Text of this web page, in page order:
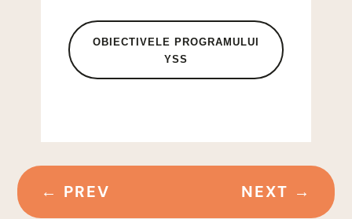
OBIECTIVELE PROGRAMULUI
YSS
← PREV NEXT →